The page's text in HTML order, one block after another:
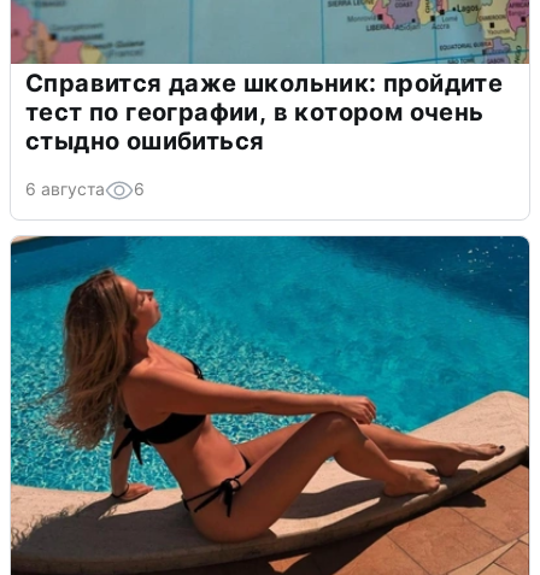
Справится даже школьник: пройдите
тест по географии, в котором очень
стыдно ошибиться
6 августа 6